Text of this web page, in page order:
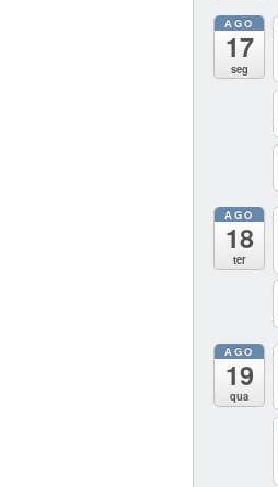
AGO
17
seg
AGO
18
ter
AGO
19
qua